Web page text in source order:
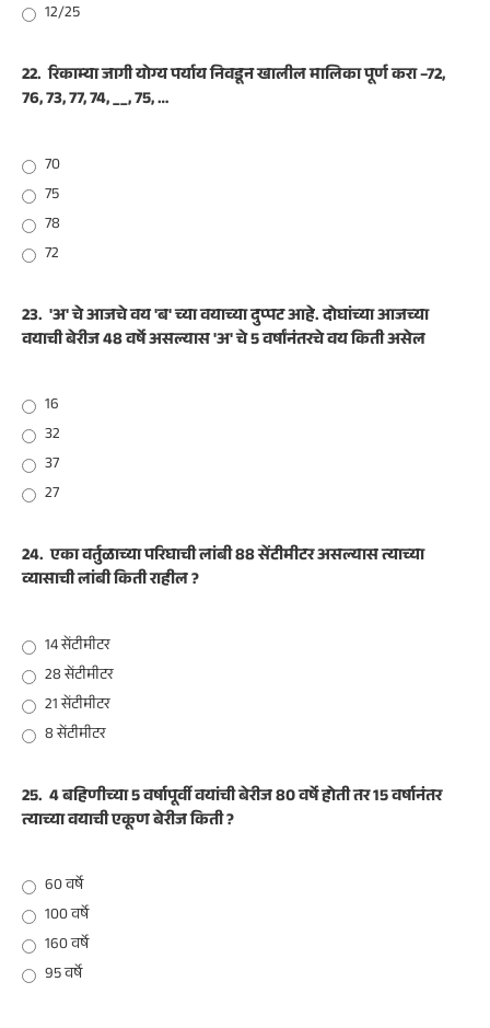
12/25
22. रिकाम्या जागी योग्य पर्याय निवडून खालील मालिका पूर्ण करा –72,
76, 73, 77, 74, __, 75, …
70
75
78
72
23. 'अ' चे आजचे वय 'ब' च्या वयाच्या दुप्पट आहे. दोघांच्या आजच्या
वयाची बेरीज 48 वर्षे असल्यास 'अ' चे 5 वर्षांनंतरचे वय किती असेल
16
32
37
27
24. एका वर्तुळाच्या परिघाची लांबी 88 सेंटीमीटर असल्यास त्याच्या
व्यासाची लांबी किती राहील ?
14 सेंटीमीटर
28 सेंटीमीटर
21 सेंटीमीटर
8 सेंटीमीटर
25. 4 बहिणीच्या 5 वर्षापूर्वी वयांची बेरीज 80 वर्षे होती तर 15 वर्षानंतर
त्याच्या वयाची एकूण बेरीज किती ?
60 वर्षे
100 वर्षे
160 वर्षे
95 वर्षे